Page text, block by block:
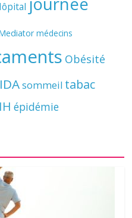
médecins
Obésité
sommeil tabac
épidémie